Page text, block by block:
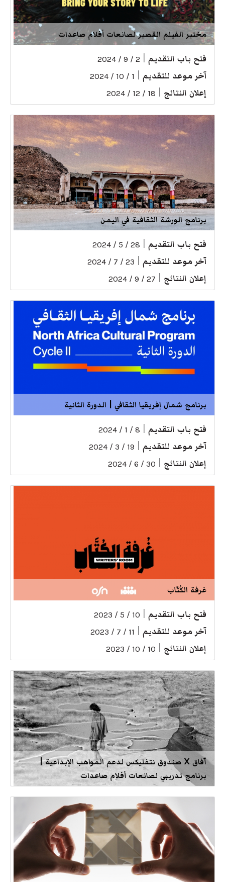
مختبر الفيلم القصير لصانعات أفلام صاعدات
فتح باب التقديم 2 / 9 / 2024
آخر موعد للتقديم 1 / 10 / 2024
إعلان النتائج 18 / 12 / 2024
برنامج الورشة الثقافية في اليمن
فتح باب التقديم 28 / 5 / 2024
آخر موعد للتقديم 23 / 7 / 2024
إعلان النتائج 27 / 9 / 2024
برنامج شمال إفريقيا الثقافي | الدورة الثانية
فتح باب التقديم 8 / 1 / 2024
آخر موعد للتقديم 19 / 3 / 2024
إعلان النتائج 30 / 6 / 2024
غرفة الكُتّاب
فتح باب التقديم 10 / 5 / 2023
آخر موعد للتقديم 11 / 7 / 2023
إعلان النتائج 10 / 10 / 2023
آفاق X صندوق نتفليكس لدعم المواهب الإبداعية |
برنامج تدريبي لصانعات أفلام صاعدات